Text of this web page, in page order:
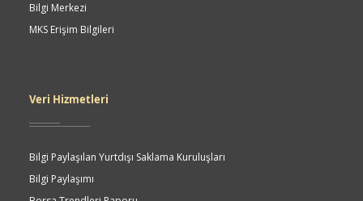
Bilgi Merkezi
MKS Erişim Bilgileri
Veri Hizmetleri
Bilgi Paylaşılan Yurtdışı Saklama Kuruluşları
Bilgi Paylaşımı